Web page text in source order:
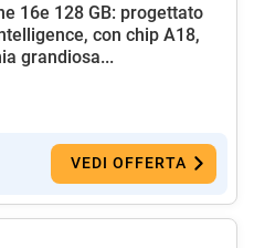
16e 128 GB: progettato
con chip A18,
grandiosa...
VEDI OFFERTA